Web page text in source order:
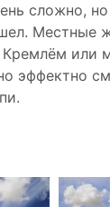
сложно,
Местные
или
эффектно